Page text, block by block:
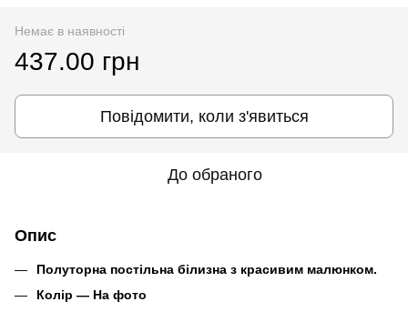
Немає в наявності
437.00 грн
Повідомити, коли з'явиться
До обраного
Опис
Полуторна постільна білизна з красивим малюнком.
Колір ― На фото